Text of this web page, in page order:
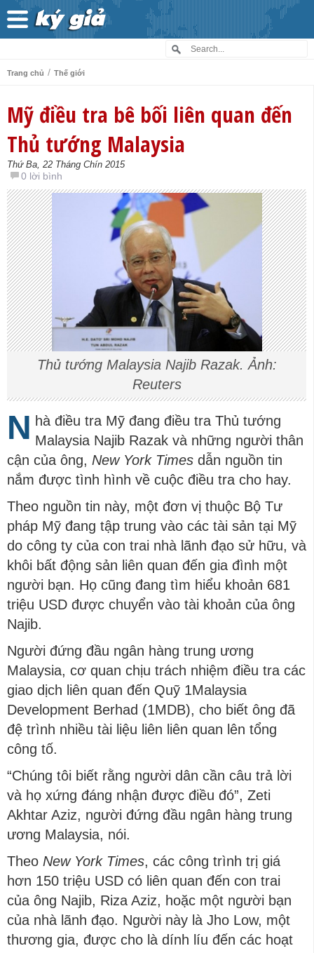
Trang chủ / Thế giới
Mỹ điều tra bê bối liên quan đến
Thủ tướng Malaysia
Thứ Ba, 22 Tháng Chín 2015
0 lời bình
Thủ tướng Malaysia Najib Razak. Ảnh:
Reuters
N hà điều tra Mỹ đang điều tra Thủ tướng
Malaysia Najib Razak và những người thân
cận của ông, New York Times dẫn nguồn tin
nắm được tình hình về cuộc điều tra cho hay.
Theo nguồn tin này, một đơn vị thuộc Bộ Tư
pháp Mỹ đang tập trung vào các tài sản tại Mỹ
do công ty của con trai nhà lãnh đạo sử hữu, và
khôi bất động sản liên quan đến gia đình một
người bạn. Họ cũng đang tìm hiểu khoản 681
triệu USD được chuyển vào tài khoản của ông
Najib.
Người đứng đầu ngân hàng trung ương
Malaysia, cơ quan chịu trách nhiệm điều tra các
giao dịch liên quan đến Quỹ 1Malaysia
Development Berhad (1MDB), cho biết ông đã
đệ trình nhiều tài liệu liên liên quan lên tổng
công tố.
“Chúng tôi biết rằng người dân cần câu trả lời
và họ xứng đáng nhận được điều đó”, Zeti
Akhtar Aziz, người đứng đầu ngân hàng trung
ương Malaysia, nói.
Theo New York Times, các công trình trị giá
hơn 150 triệu USD có liên quan đến con trai
của ông Najib, Riza Aziz, hoặc một người bạn
của nhà lãnh đạo. Người này là Jho Low, một
thương gia, được cho là dính líu đến các hoạt